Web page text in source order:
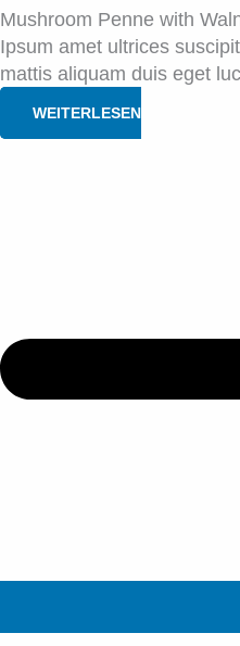
Mushroom Penne with
Ipsum amet ultrices
mattis aliquam duis eget
WEITERLESEN